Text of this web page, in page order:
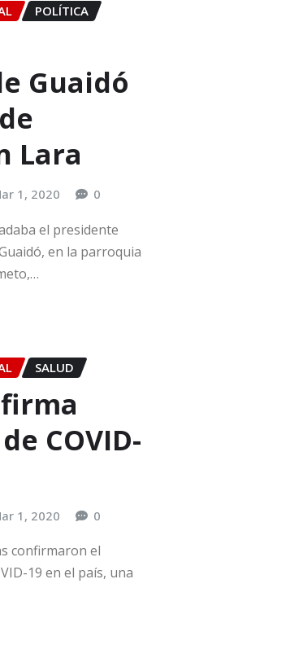
POLÍTICA
Guaidó
Lara
1, 2020 0
el presidente
en la parroquia
SALUD
COVID-
1, 2020 0
confirmaron el
19 en el país, una